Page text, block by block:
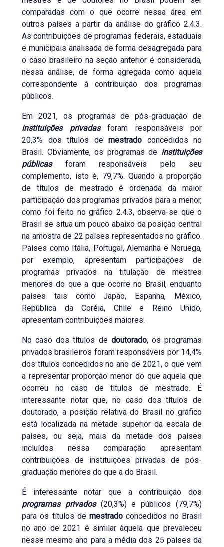
comparadas com o que ocorre nessa área em
outros países a partir da análise do gráfico 2.4.3.
As contribuições de programas federais, estaduais
e municipais analisada de forma desagregada para
o caso brasileiro na seção anterior é considerada,
nessa análise, de forma agregada como aquela
correspondente à contribuição dos programas
públicos.
Em 2021, os programas de pós-graduação de
instituições privadasforam responsáveis por
20,3% dos títulos de mestrado concedidos no
Brasil. Obviamente, os programas de instituições
públicas
foram responsáveis pelo seu
complemento, isto é, 79,7%. Quando a proporção
de títulos de mestrado é ordenada da maior
participação dos programas privados para a menor,
como foi feito no gráfico 2.4.3, observa-se que o
Brasil se situa um pouco abaixo da posição central
na amostra de 22 países representados no gráfico.
Países como Itália, Portugal, Alemanha e Noruega,
por exemplo, apresentam participações de
programas privados na titulação de mestres
menores do que a que ocorre no Brasil, enquanto
países tais como Japão, Espanha, México,
República da Coréia, Chile e Reino Unido,
apresentam contribuições maiores.
No caso dos títulos de doutorado, os programas
privados brasileiros foram responsáveis por 14,4%
dos títulos concedidos no ano de 2021, o que vem
a representar proporção menor do que aquela que
ocorreu no caso de títulos de mestrado. É
interessante notar que, no caso dos títulos de
doutorado, a posição relativa do Brasil no gráfico
está localizada na metade superior da escala de
países, ou seja, mais da metade dos países
incluídos nessa comparação apresentam
contribuições de instituições privadas de pós-
graduação menores do que a do Brasil.
É interessante notar que a contribuição dos
programas privados(20,3%) e públicos (79,7%)
para os títulos demestrado concedidos no Brasil
no ano de 2021 é similar àquela que prevaleceu
nesse mesmo ano para a média dos 25 países da